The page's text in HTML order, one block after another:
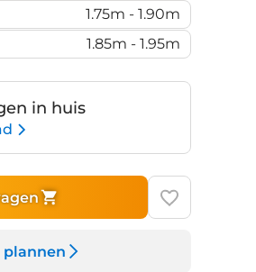
1.75m - 1.90m
1.85m - 1.95m
in huis